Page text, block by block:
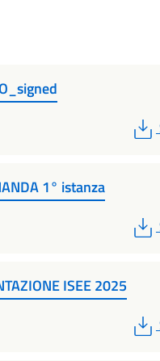
1° istanza
ISEE 2025